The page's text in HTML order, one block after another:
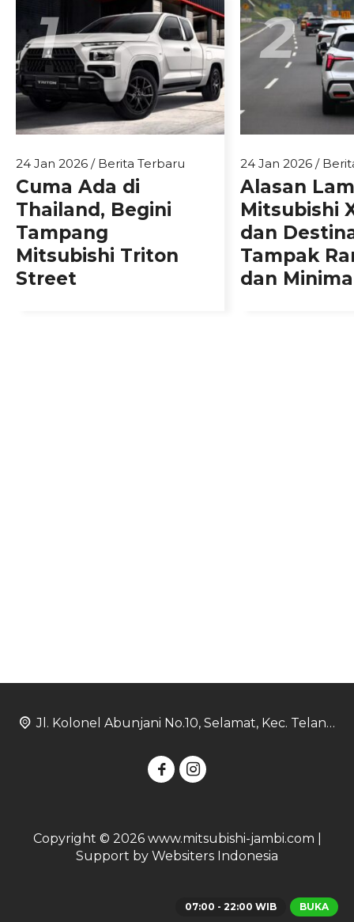
07:00 - 22:00 WIB BUKA
1
24 Jan 2026 / Berita Terbaru
Cuma Ada di
Thailand, Begini
Tampang
Mitsubishi Triton
Street
2
24 Jan 2026 /
Alasan
Mitsubishi
dan
Tampak
dan
Jl. Kolonel Abunjani No.10, Selamat, Kec. Telanaipura, Kota Jambi, Jambi 36128
Copyright © 2026 www.mitsubishi-jambi.com |
Support by Websiters Indonesia